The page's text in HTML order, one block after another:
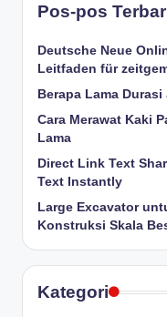
Pos-pos
Deutsche Neue
Leitfaden für
Berapa Lama
Cara Merawat Kaki
Lama
Direct Link Text
Text Instantly
Large Excavator
Konstruksi Skala
Kategori